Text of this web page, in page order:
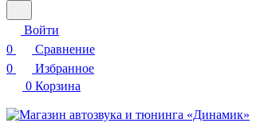
Войти
0
Сравнение
0
Избранное
0 Корзина